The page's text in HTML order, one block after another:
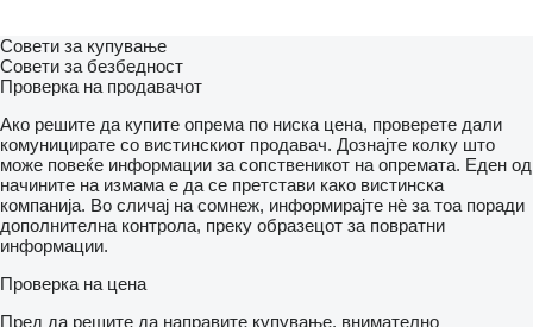
Совети за купување
Совети за безбедност
Проверка на продавачот
Ако решите да купите опрема по ниска цена, проверете дали
комуницирате со вистинскиот продавач. Дознајте колку што
може повеќе информации за сопственикот на опремата. Еден од
начините на измама е да се претстави како вистинска
компанија. Во сличај на сомнеж, информирајте нѐ за тоа поради
дополнителна контрола, преку образецот за повратни
информации.
Проверка на цена
Пред да решите да направите купување, внимателно